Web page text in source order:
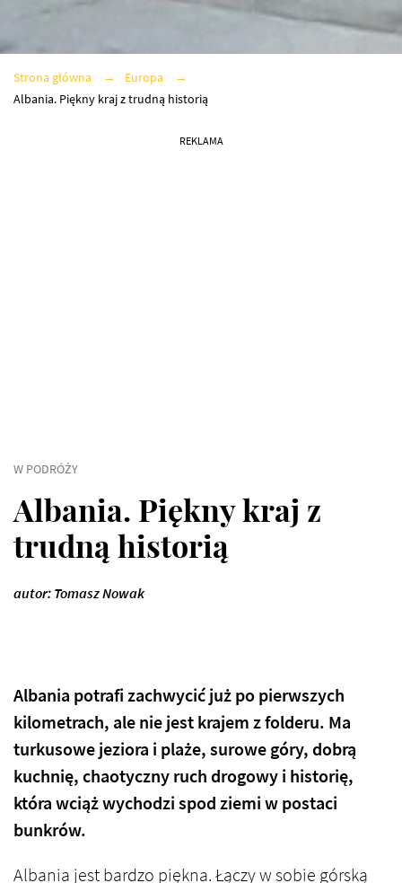
Strona główna
Europa
Albania. Piękny kraj z trudną historią
REKLAMA
W PODRÓŻY
Albania. Piękny kraj z
trudną historią
autor: Tomasz Nowak
Albania potrafi zachwycić już po pierwszych
kilometrach, ale nie jest krajem z folderu. Ma
turkusowe jeziora i plaże, surowe góry, dobrą
kuchnię, chaotyczny ruch drogowy i historię,
która wciąż wychodzi spod ziemi w postaci
bunkrów.
Albania jest bardzo piękna. Łączy w sobie górską